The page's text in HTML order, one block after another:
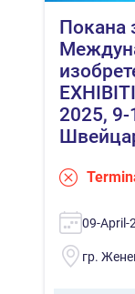
Покана
2025,
09-April-
гр.